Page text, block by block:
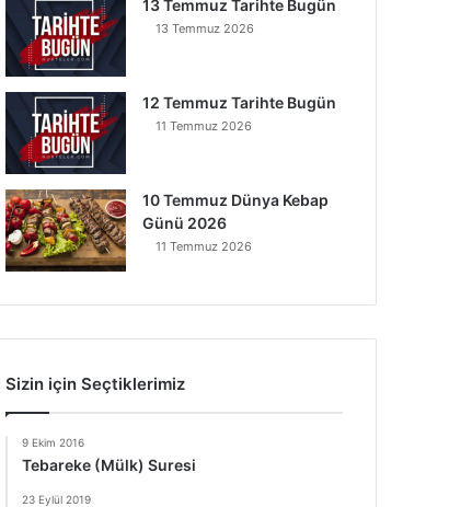
13 Temmuz Tarihte Bugün
13 Temmuz 2026
12 Temmuz Tarihte Bugün
11 Temmuz 2026
10 Temmuz Dünya Kebap
Günü 2026
11 Temmuz 2026
Sizin için Seçtiklerimiz
9 Ekim 2016
Tebareke (Mülk) Suresi
23 Eylül 2019